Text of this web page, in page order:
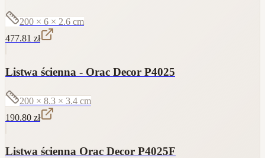
200 × 6 × 2.6 cm
477.81 zł
Listwa ścienna - Orac Decor P4025
200 × 8.3 × 3.4 cm
190.80 zł
Listwa ścienna Orac Decor P4025F